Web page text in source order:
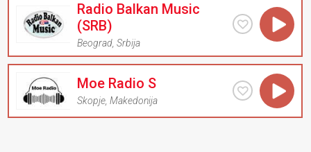
Radio Balkan Music
(SRB)
Beograd ,Srbija
Moe Radio S
Skopje ,Makedonija